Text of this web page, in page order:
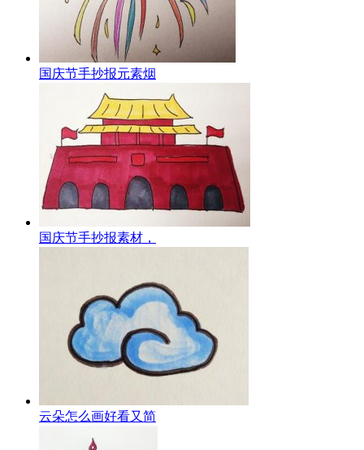
国庆节手抄报元素烟
国庆节手抄报素材，
云朵怎么画好看又简